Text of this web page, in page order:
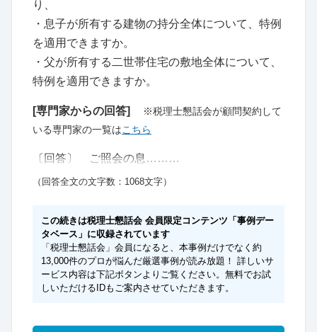
り、
・息子が所有する建物の持分全体について、特例
を適用できますか。
・父が所有する二世帯住宅の敷地全体について、
特例を適用できますか。
[専門家からの回答]
※税理士懇話会が顧問契約して
いる専門家の一覧はこちら
〔回答〕 ご照会の息………
（回答全文の文字数：1068文字）
この続きは税理士懇話会 会員限定コンテンツ「事例デー
タベース」に収録されています
「税理士懇話会」会員になると、本事例だけでなく約
13,000件のプロが悩んだ厳選事例が読み放題！ 詳しいサ
ービス内容は下記ボタンよりご覧ください。無料でお試
しいただけるIDもご案内させていただきます。